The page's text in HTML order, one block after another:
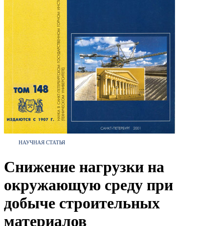
НАУЧНАЯ СТАТЬЯ
Снижение нагрузки на
окружающую среду при
добыче строительных
материалов